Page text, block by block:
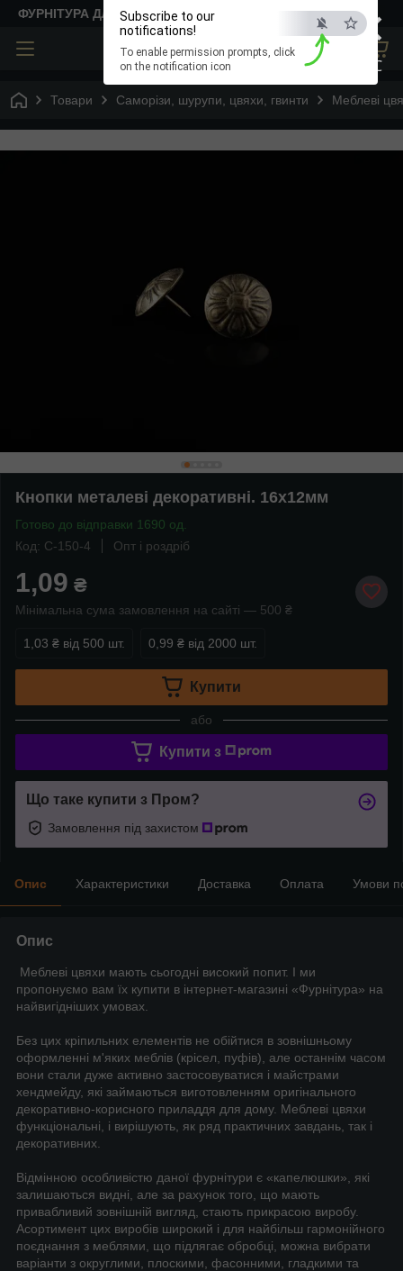
×
ESC
Subscribe to our
notifications!
To enable permission prompts, click
on the notification icon
ФУРНІТУРА ДЛЯ ТВОРЧОСТІ
Товари Саморізи, шурупи, цвяхи, гвинти Меблеві
Кнопки металеві декоративні. 16х12мм
Готово до відправки 1690 од.
Код: C-150-4
Опт і роздріб
1,09 ₴
Мінімальна сума замовлення на сайті — 500 ₴
1,03 ₴ від 500 шт. 0,99 ₴ від 2000 шт.
Купити
або
Купити з
Що таке купити з Пром?
Замовлення під захистом
Опис Характеристики Доставка Оплата Умови
Опис
Меблеві цвяхи мають сьогодні високий попит. І ми
пропонуємо вам їх купити в інтернет-магазині «Фурнітура» на
найвигідніших умовах.
Без цих кріпильних елементів не обійтися в зовнішньому
оформленні м'яких меблів (крісел, пуфів), але останнім часом
вони стали дуже активно застосовуватися і майстрами
хендмейду, які займаються виготовленням оригінального
декоративно-корисного приладдя для дому. Меблеві цвяхи
функціональні, і вирішують, як ряд практичних завдань, так і
декоративних.
Відмінною особливістю даної фурнітури є «капелюшки», які
залишаються видні, але за рахунок того, що мають
привабливий зовнішній вигляд, стають прикрасою виробу.
Асортимент цих виробів широкий і для найбільш гармонійного
поєднання з меблями, що підлягає обробці, можна вибрати
варіанти з округлими, плоскими, фасонними, гладкими та